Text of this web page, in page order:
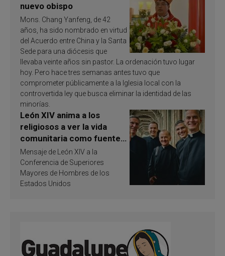
nuevo obispo
Mons. Chang Yanfeng, de 42
años, ha sido nombrado en virtud
del Acuerdo entre China y la Santa
Sede para una diócesis que
llevaba veinte años sin pastor. La ordenación tuvo lugar
hoy. Pero hace tres semanas antes tuvo que
comprometer públicamente a la Iglesia local con la
controvertida ley que busca eliminar la identidad de las
minorías.
León XIV anima a los
religiosos a ver la vida
comunitaria como fuente
de inspiración y
santificación
Mensaje de León XIV a la
Conferencia de Superiores
Mayores de Hombres de los
Estados Unidos